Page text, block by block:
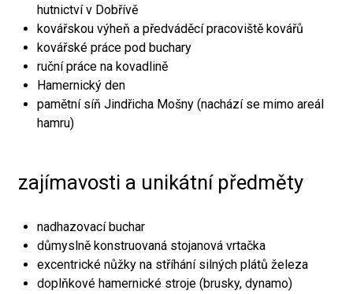
hutnictví v Dobřívě
kovářskou výheň a předváděcí pracoviště kovářů
kovářské práce pod buchary
ruční práce na kovadlině
Hamernický den
pamětní síň Jindřicha Mošny (nachází se mimo areál
hamru)
zajímavosti a unikátní předměty
nadhazovací buchar
důmyslně konstruovaná stojanová vrtačka
excentrické nůžky na stříhání silných plátů železa
doplňkové hamernické stroje (brusky, dynamo)